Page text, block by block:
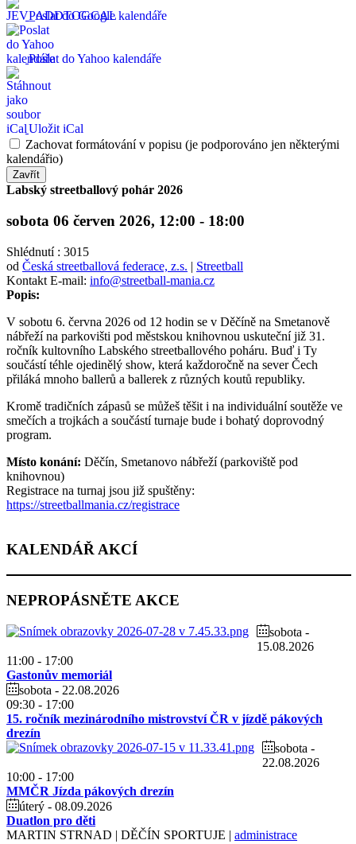
Poslat do Google kalendáře
Poslat do Yahoo kalendáře
Uložit iCal
Zachovat formátování v popisu (je podporováno jen některými
kalendářio)
Zavřít
Labský streetballový pohár 2026
sobota 06 červen 2026, 12:00 - 18:00
Shlédnutí: 3015
od Česká streetballová federace, z.s. | Streetball
Kontakt E-mail: info@streetball-mania.cz
Popis:
V sobotu 6. června 2026 od 12 hodin se v Děčíně na Smetanově
nábřeží na parkovišti pod městskou knihovnou uskuteční již 31.
ročník kultovního Labského streetballového poháru. Buď i Ty
součástí téhle ojedinělý show, která každoročně na sever Čech
přiláká mnoho ballerů a ballerek z různých koutů republiky.
Kromě tradičních zápasů se můžeš těšit i na individuální soutěže ve
smečích a trojkách a součástí turnaje bude i bohatý doprovodný
program.
Místo konání: Děčín, Smetanovo nábřeží (parkoviště pod
knihovnou)
Registrace na turnaj jsou již spuštěny:
https://streetballmania.cz/registrace
KALENDÁŘAKCÍ
NEPROPÁSNĚTE AKCE
sobota -
15.08.2026
11:00 - 17:00
Gastonův memoriál
sobota - 22.08.2026
09:30 - 17:00
15. ročník mezinárodního mistrovství ČR v jízdě pákových
drezín
sobota -
22.08.2026
10:00 - 17:00
MMČR Jízda pákových drezín
úterý - 08.09.2026
Duatlon pro děti
MARTIN STRNAD | DĚČÍN SPORTUJE | administrace